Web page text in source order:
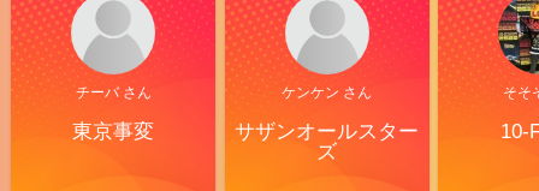
チーバ さん
東京事変
ケンケン さん
サザンオールスター
ズ
そそ
10-